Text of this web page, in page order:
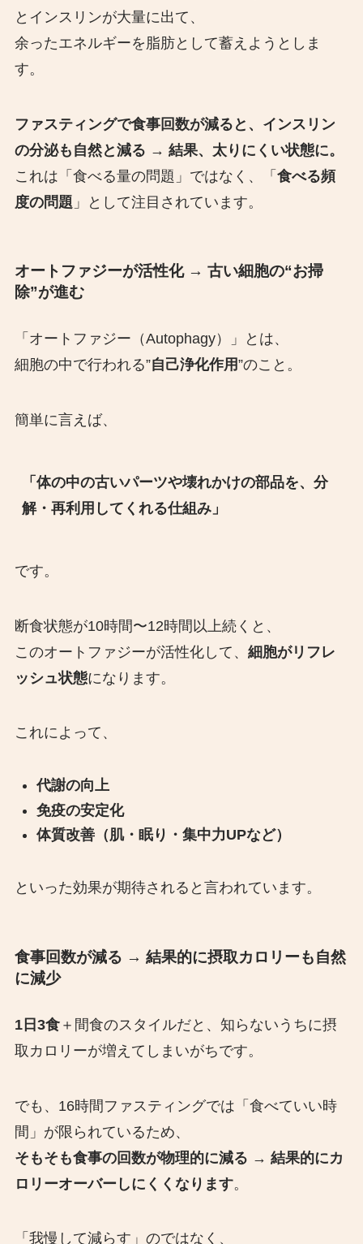
とインスリンが大量に出て、
余ったエネルギーを脂肪として蓄えようとしま
す。
ファスティングで食事回数が減ると、インスリン
の分泌も自然と減る → 結果、太りにくい状態に。
これは「食べる量の問題」ではなく、「 食べる頻
度の問題 」として注目されています。
オートファジーが活性化 → 古い細胞の“お掃
除”が進む
「オートファジー（Autophagy）」とは、
細胞の中で行われる”自己浄化作用”のこと。
簡単に言えば、
「体の中の古いパーツや壊れかけの部品を、分
解・再利用してくれる仕組み」
です。
断食状態が10時間〜12時間以上続くと、
このオートファジーが活性化して、 細胞がリフレ
ッシュ状態になります。
これによって、
代謝の向上
免疫の安定化
体質改善（肌・眠り・集中力UPなど）
といった効果が期待されると言われています。
食事回数が減る → 結果的に摂取カロリーも自然
に減少
1日3食＋間食のスタイルだと、知らないうちに摂
取カロリーが増えてしまいがちです。
でも、16時間ファスティングでは「食べていい時
間」が限られているため、
そもそも食事の回数が物理的に減る → 結果的にカ
ロリーオーバーしにくくなります。
「我慢して減らす」のではなく、